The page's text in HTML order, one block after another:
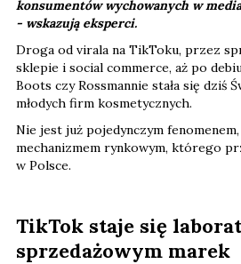
konsumentów wychowanych w
- wskazują eksperci.
Droga od virala na TikToku, przez
sklepie i social commerce, aż po
Boots czy Rossmannie stała się dziś
młodych firm kosmetycznych.
Nie jest już pojedynczym
mechanizmem rynkowym, którego
w Polsce.
TikTok staje się
sprzedażowym marek